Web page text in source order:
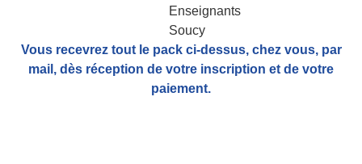
Vous recevrez tout le pack ci-dessus, chez vous, par
mail, dès réception de votre inscription et de votre
paiement.